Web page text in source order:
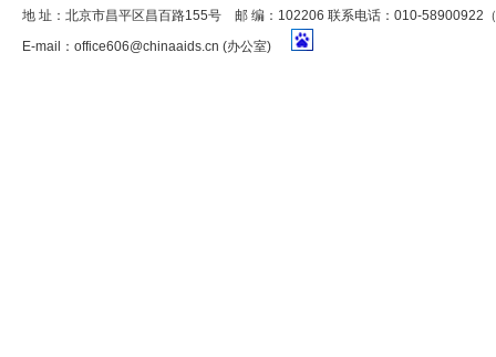
地 址：北京市昌平区昌百路155号 邮 编：102206 联系电话：010-58900922
E-mail： office606@chinaaids.cn (办公室)